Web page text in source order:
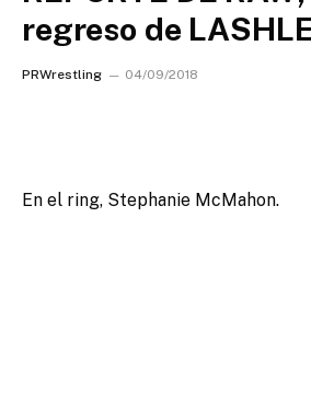
regreso de
PRWrestling 04/09/2018
En el ring, Stephanie McMahon.